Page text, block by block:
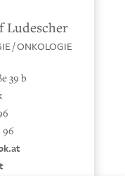
Ludescher
/ ONKOLOGIE
39 b
96